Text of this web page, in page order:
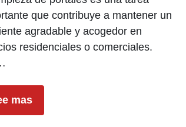
que contribuye a mantener un
agradable y acogedor en
residenciales o comerciales.
mas